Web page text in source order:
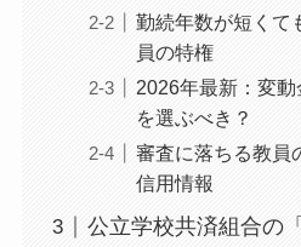
勤続年数が短くて
員の特権
2026年最新：変
を選ぶべき？
審査に落ちる教員
信用情報
公立学校共済組合の